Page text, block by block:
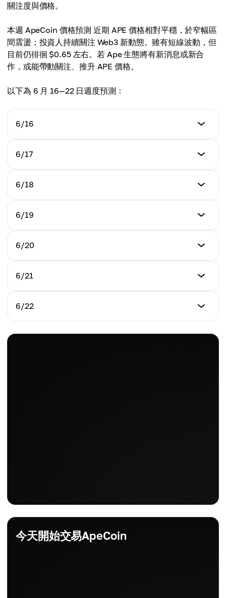
關注度與價格。
本週 ApeCoin 價格預測 近期 APE 價格相對平穩，於窄幅區
間震盪；投資人持續關注 Web3 新動態。雖有短線波動，但
目前仍徘徊 $0.65 左右。若 Ape 生態將有新消息或新合
作，或能帶動關注、推升 APE 價格。
以下為 6 月 16—22 日週度預測：
6/16
價格預測
日變動
6/17
價格預測
日變動
6/18
價格預測
日變動
6/19
價格預測
日變動
6/20
價格預測
日變動
6/21
價格預測
6/22
價格預測
今天開始交易ApeCoin